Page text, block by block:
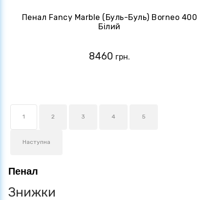
Пенал Fancy Marble (Буль-Буль) Borneo 400
Білий
8460 грн.
1 2 3 4 5
Наступна
Пенал
Знижки